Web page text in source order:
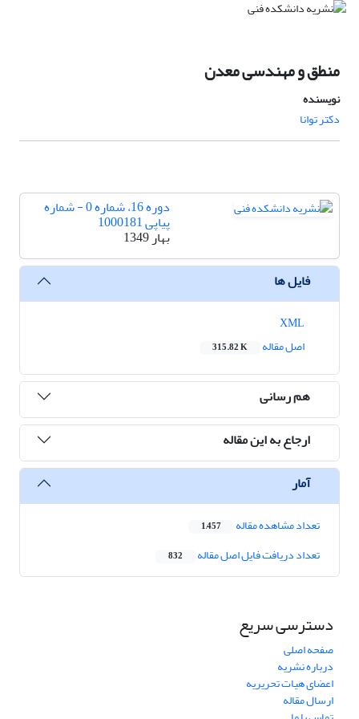
منطق و مهندسی معدن
نویسنده
دکتر توانا
دوره 16، شماره 0 - شماره
پیاپی 1000181
بهار 1349
فایل ها
اصل مقاله
315.82 K
هم رسانی
ارجاع به این مقاله
آمار
تعداد مشاهده مقاله 1,457
تعداد دریافت فایل اصل مقاله 832
دسترسی سریع
صفحه اصلی
درباره نشریه
اعضای هیات تحریریه
ارسال مقاله